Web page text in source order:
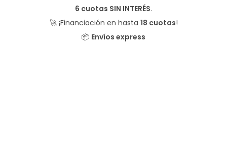
6 cuotas SIN INTERÉS.
🚀 ¡Financiación en hasta 18 cuotas!
📦 Envíos express